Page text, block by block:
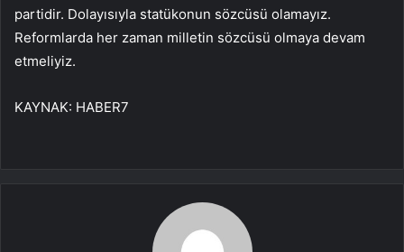
partidir. Dolayısıyla statükonun sözcüsü olamayız.
Reformlarda her zaman milletin sözcüsü olmaya devam
etmeliyiz.
KAYNAK: HABER7